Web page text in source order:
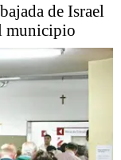
de Israel
municipio